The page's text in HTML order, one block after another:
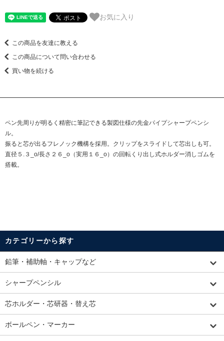
お気に入り
この商品を友達に教える
この商品について問い合わせる
買い物を続ける
ペン先周りが明るく精密に筆記できる製図仕様の先金パイプシャープペンシ
ル。
振ると芯が出るフレノック機構を採用。クリップをスライドして芯出しも可。
直径５.３_o/長さ２６_o（実用１６_o）の回転くり出し式ホルダー消しゴムを
搭載。
カテゴリーから探す
鉛筆・補助軸・キャップなど
シャープペンシル
芯ホルダー・芯研器・替え芯
ボールペン・マーカー